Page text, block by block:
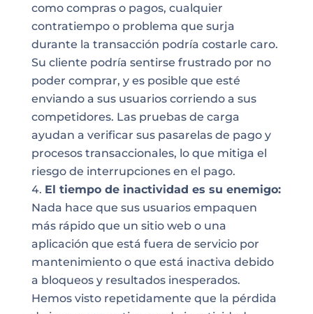
como compras o pagos, cualquier
contratiempo o problema que surja
durante la transacción podría costarle caro.
Su cliente podría sentirse frustrado por no
poder comprar, y es posible que esté
enviando a sus usuarios corriendo a sus
competidores. Las pruebas de carga
ayudan a verificar sus pasarelas de pago y
procesos transaccionales, lo que mitiga el
riesgo de interrupciones en el pago.
El tiempo de inactividad es su enemigo:
Nada hace que sus usuarios empaquen
más rápido que un sitio web o una
aplicación que está fuera de servicio por
mantenimiento o que está inactiva debido
a bloqueos y resultados inesperados.
Hemos visto repetidamente que la pérdida